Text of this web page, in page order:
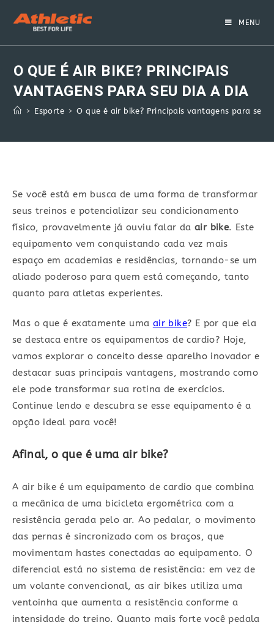
MENU
O QUE É AIR BIKE? PRINCIPAIS
VANTAGENS PARA SEU DIA A DIA
> Esporte > O que é air bike? Principais vantagens para seu
Se você está em busca de uma forma de transformar
seus treinos e potencializar seu condicionamento
físico, provavelmente já ouviu falar da air bike. Este
equipamento vem conquistando cada vez mais
espaço em academias e residências, tornando-se um
aliado poderoso para quem está começando, tanto
quanto para atletas experientes.
Mas o que é exatamente uma air bike? E por que ela
se destaca entre os equipamentos de cardio? Hoje,
vamos explorar o conceito desse aparelho inovador e
destacar suas principais vantagens, mostrando como
ele pode transformar sua rotina de exercícios.
Continue lendo e descubra se esse equipamento é a
opção ideal para você!
Afinal, o que é uma air bike?
A air bike é um equipamento de cardio que combina
a mecânica de uma bicicleta ergométrica com a
resistência gerada pelo ar. Ao pedalar, o movimento
das pernas é sincronizado com os braços, que
movimentam hastes conectadas ao equipamento. O
diferencial está no sistema de resistência: em vez de
um volante convencional, as air bikes utiliza uma
ventoinha que aumenta a resistência conforme a
intensidade do treino. Quanto mais forte você pedala